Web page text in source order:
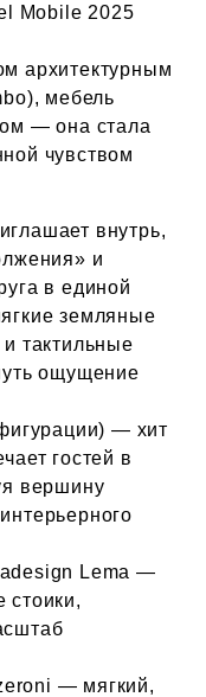
Mobile 2025
архитектурным
мебель
— она стала
чувством
внутрь,
и
в единой
земляные
тактильные
ощущение
— хит
гостей в
вершину
Lema —
стоики,
— мягкий,